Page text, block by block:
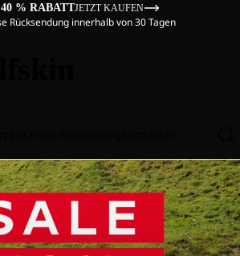
% RABATTJETZT KAUFEN
Rücksendung innerhalb von 30 Tagen